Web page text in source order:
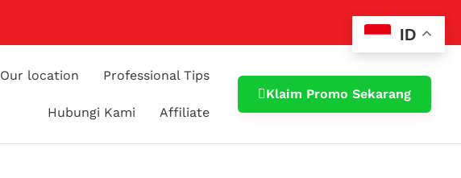
Our location Professional Tips
Hubungi Kami Affiliate
Klaim Promo Sekarang
ID